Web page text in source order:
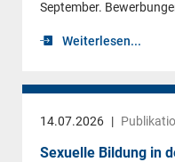
September.
Weiterlesen...
14.07.2026 |
Sexuelle Bildung in